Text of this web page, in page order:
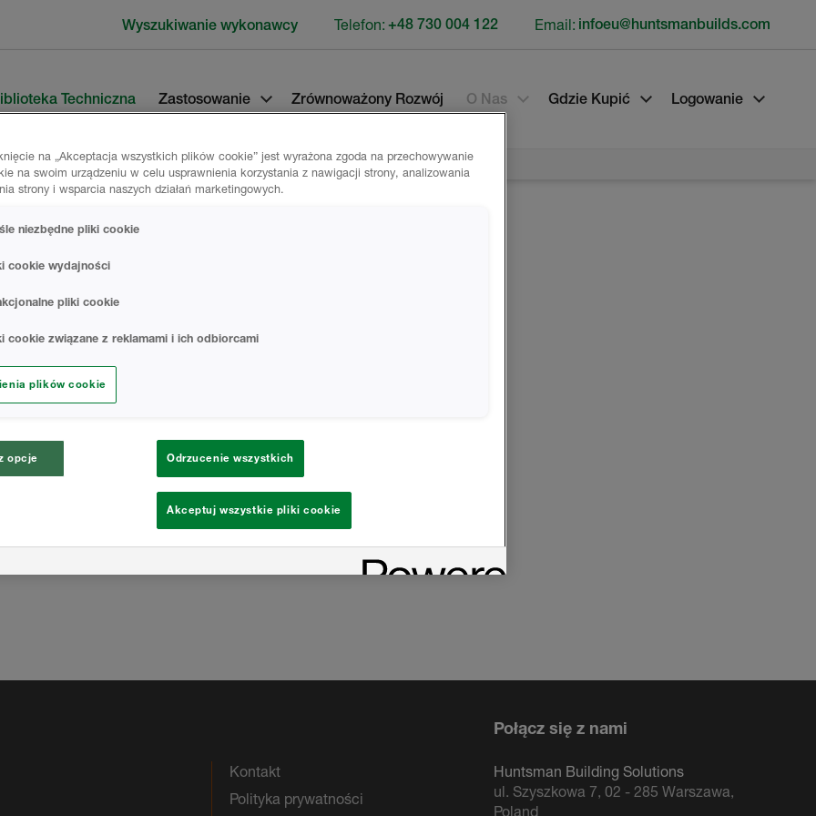
Techniczna Zastosowanie Zrównoważony Rozwój O Nas Gdzie Kupić Logowanie
na całym świecie, dlatego
chcieliby budować swoją ścieżkę
z branży pianek natryskowych.
szkolenia dla wykonawców izolacji
współpracą
którzy pomogą nam dalej się
będziemy chcieli umówić się na
Wyszukiwanie wykonawcy Telefon: +48 730 004 122 Email: infoeu@huntsmanbuilds.com
Kontakt
Polityka prywatności
Połącz się z nami
Huntsman Building Solutions
ul. Szyszkowa 7, 02 - 285 Warszawa,
Poland
na „Akceptacja wszystkich plików cookie” jest wyrażona zgoda na przechowywanie
na swoim urządzeniu w celu usprawnienia korzystania z nawigacji strony, analizowania
strony i wsparcia naszych działań marketingowych.
niezbędne pliki cookie
cookie wydajności
pliki cookie
cookie związane z reklamami i ich odbiorcami
plików cookie
opcje Odrzucenie wszystkich
Akceptuj wszystkie pliki cookie